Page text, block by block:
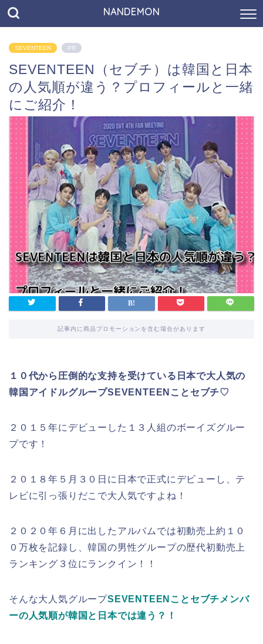
NANDEMON
SEVENTEEN PR
SEVENTEEN（セブチ）は韓国と日本
の人気順が違う？プロフィールと一緒
にご紹介！
記事内に商品プロモーションを含む場合があります
１０代から圧倒的な支持を受けている日本で大人気の
韓国アイドルグループSEVENTEENことセブチ♡
２０１５年にデビューした１３人組のボーイズグルー
プです！
２０１８年５月３０日に日本で正式にデビューし、テ
レビに引っ張りだこで大人気ですよね！
２０２０年６月に出したアルバムでは初動売上約１０
０万枚を記録し、韓国の男性グループの歴代初動売上
ランキング３位にランクイン！！
そんな大人気グループSEVENTEENことセブチメンバ
ーの人気順が韓国と日本では違う？！